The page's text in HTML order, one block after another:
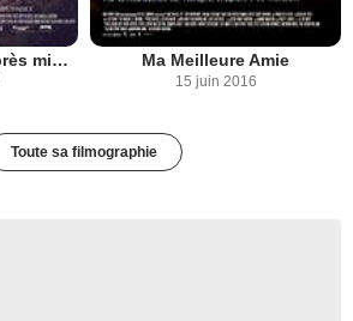
Quelques minutes après minuit Ma Meilleure Amie
15 juin 2016
Toute sa filmographie